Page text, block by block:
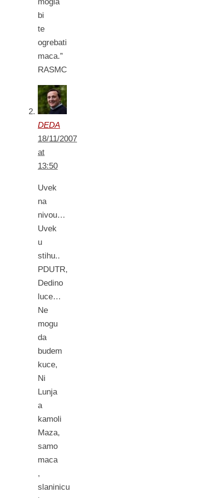
bi
te
ogrebati
maca.”
RASMC
DEDA
18/11/2007
at
13:50
Uvek
na
nivou…
Uvek
u
stihu..
PDUTR,
Dedino
luce…
Ne
mogu
da
budem
kuce,
Ni
Lunja
a
kamoli
Maza,
samo
maca
,
slaninicu